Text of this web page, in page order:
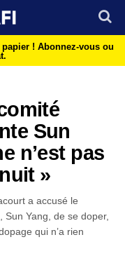
! Abonnez-vous ou
Sun
n’est pas
»
a accusé le
Yang, de se doper,
qui n’a rien